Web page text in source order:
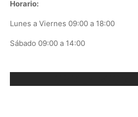
Horario:
Lunes a Viernes 09:00 a 18:00
Sábado 09:00 a 14:00